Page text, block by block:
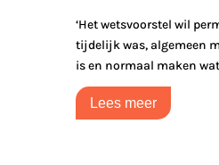
‘Het wetsvoorstel wil
tijdelijk was, algemeen
is en normaal maken wat
Lees meer